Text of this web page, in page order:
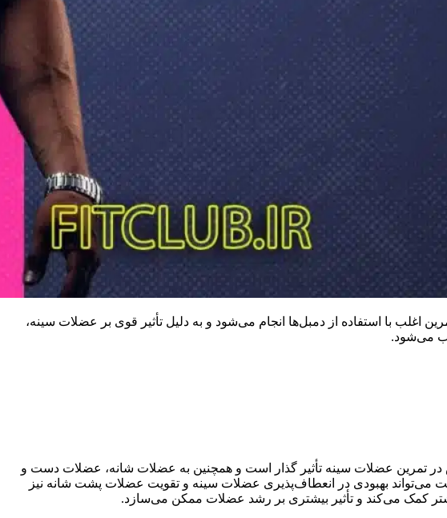
با استفاده از دمبل‌ها انجام می‌شود و به دلیل تأثیر قوی بر عضلات سینه،
می‌شود.
عضلات سینه تأثیر گذار است و همچنین به عضلات شانه، عضلات دست و
می‌تواند بهبودی در انعطاف‌پذیری عضلات سینه و تقویت عضلات پشت شانه نیز
کمک می‌کند و تأثیر بیشتری بر رشد عضلات ممکن می‌سازد.